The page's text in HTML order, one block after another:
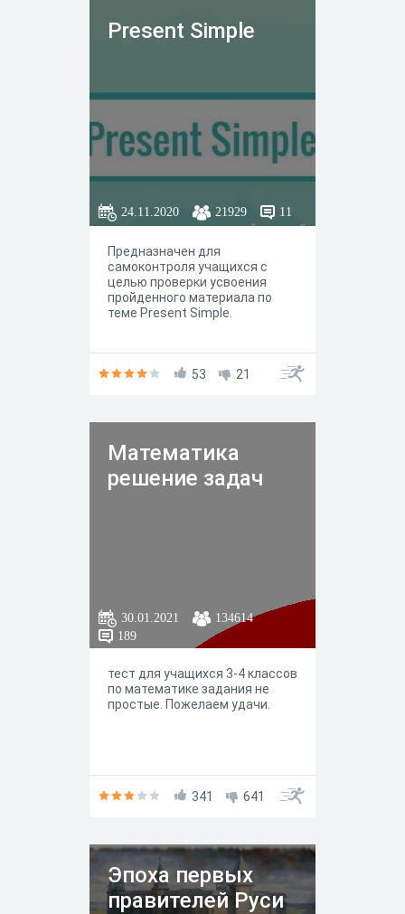
Present Simple
24.11.2020 21929 11
Предназначен для
самоконтроля учащихся с
целью проверки усвоения
пройденного материала по
теме Present Simple.
53 21
Математика
решение задач
30.01.2021
134614
189
тест для учащихся 3-4 классов
по математике задания не
простые. Пожелаем удачи.
341 641
Эпоха первых
правителей Руси